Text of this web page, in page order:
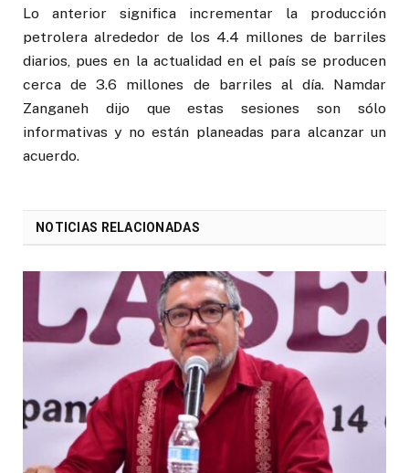
Lo anterior significa incrementar la producción
petrolera alrededor de los 4.4 millones de barriles
diarios, pues en la actualidad en el país se producen
cerca de 3.6 millones de barriles al día. Namdar
Zanganeh dijo que estas sesiones son sólo
informativas y no están planeadas para alcanzar un
acuerdo.
NOTICIAS RELACIONADAS